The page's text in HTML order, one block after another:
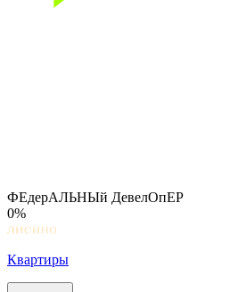
ФЕдерАЛЬНЫй ДевелОпЕР
0%
Квартиры